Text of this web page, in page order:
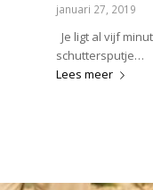
januari 27, 2019
Je ligt al vijf
schuttersputje…
Lees meer